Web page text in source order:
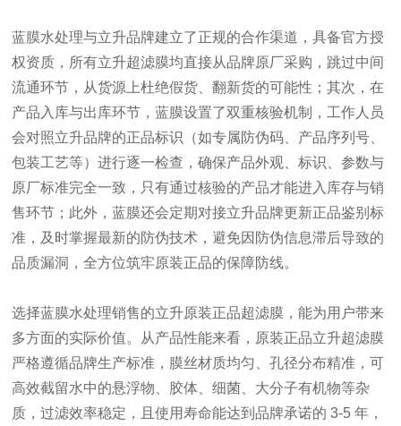
蓝膜水处理与立升品牌建立了正规的合作渠道，具备官方授
权资质，所有立升超滤膜均直接从品牌原厂采购，跳过中间
流通环节，从货源上杜绝假货、翻新货的可能性；其次，在
产品入库与出库环节，蓝膜设置了双重核验机制，工作人员
会对照立升品牌的正品标识（如专属防伪码、产品序列号、
包装工艺等）进行逐一检查，确保产品外观、标识、参数与
原厂标准完全一致，只有通过核验的产品才能进入库存与销
售环节；此外，蓝膜还会定期对接立升品牌更新正品鉴别标
准，及时掌握最新的防伪技术，避免因防伪信息滞后导致的
品质漏洞，全方位筑牢原装正品的保障防线。
选择蓝膜水处理销售的立升原装正品超滤膜，能为用户带来
多方面的实际价值。从产品性能来看，原装正品立升超滤膜
严格遵循品牌生产标准，膜丝材质均匀、孔径分布精准，可
高效截留水中的悬浮物、胶体、细菌、大分子有机物等杂
质，过滤效率稳定，且使用寿命能达到品牌承诺的 3-5 年，